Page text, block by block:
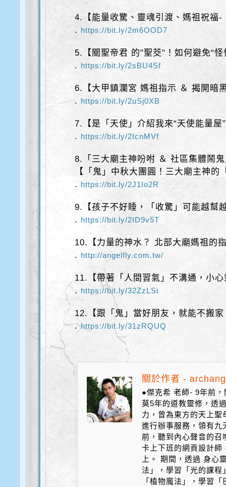
4.【能量收驚、靈魂引渡、媽祖祝福-
. https://bit.ly/2m6OOD7
5.【關聖帝君 的"聖茭"！如何避免“
. https://bit.ly/2sBU4Sf
6.【大甲鎮瀾宮 媽祖指示 ＆ 揭開暗
. https://bit.ly/2uSj0XB
7.【是「天使」介紹我來“天使能量屋
. https://bit.ly/2IcnMVf
8.「三大廟主神吩咐 ＆ 社區集體鬧
【「鬼」中秋大團圓！三大廟主神的
. https://bit.ly/2J1Io2R
9.【孩子不好睡，「收驚」可能越幫
. https://bit.ly/2ID9v5T
10.【力量的神水？ 北部大廟媽祖的
. http://angelfly.com.tw/
11.【帶著「人間習氣」不溝通，小
. https://bit.ly/32ZzLSi
12.【跟「鬼」當好朋友，就能不搬
.https://bit.ly/31zRQUQ
關於作者 -
●傑克希 老師- 9年前
莫5年的道教靈修，透
力，曾為東方的天上
進行辦事服務，領有
前，聽到內心聲音的召
卡上下班的網頁設計師
上。 期間，透過 身心
法」，學習「光的課程
「植物魔法」，學習